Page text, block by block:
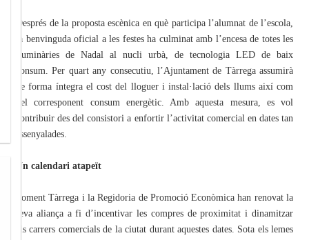
Després de la proposta escènica en què participa l’alumnat de l’escola,
la benvinguda oficial a les festes ha culminat amb l’encesa de totes les
lluminàries de Nadal al nucli urbà, de tecnologia LED de baix
consum. Per quart any consecutiu, l’Ajuntament de Tàrrega assumirà
de forma íntegra el cost del lloguer i instal·lació dels llums així com
del corresponent consum energètic. Amb aquesta mesura, es vol
contribuir des del consistori a enfortir l’activitat comercial en dates tan
assenyalades.
Un calendari atapeït
Foment Tàrrega i la Regidoria de Promoció Econòmica han renovat la
seva aliança a fi d’incentivar les compres de proximitat i dinamitzar
els carrers comercials de la ciutat durant aquestes dates. Sota els lemes